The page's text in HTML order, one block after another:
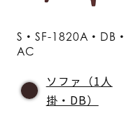
S・SF-1820A・DB・
AC
ソファ（1人
掛・DB）